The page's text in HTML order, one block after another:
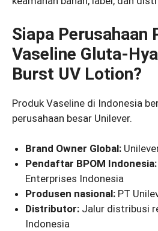
Siapa Perusahaan
Vaseline Gluta-
Burst UV Lotion?
Produk Vaseline di Indonesia
perusahaan besar Unilever.
Brand Owner Global:
Pendaftar BPOM Indonesia:
Enterprises Indonesia
Produsen nasional: PT
Distributor: Jalur distribusi
Indonesia